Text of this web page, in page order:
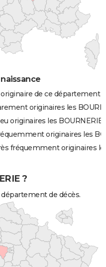
de ce département
originaires les
originaires les BOURNERIE
originaires les
fréquemment originaires
?
de décès.